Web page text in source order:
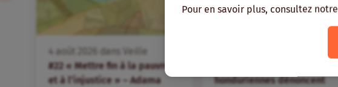
Pour en savoir plus, consultez notre
4 août dans
Veille
#22 « Mettre fin à la pauvreté
et à l’injustice » – Adama
honduriennes dénoncent